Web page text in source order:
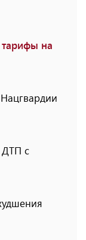
тарифы на
ДТП с